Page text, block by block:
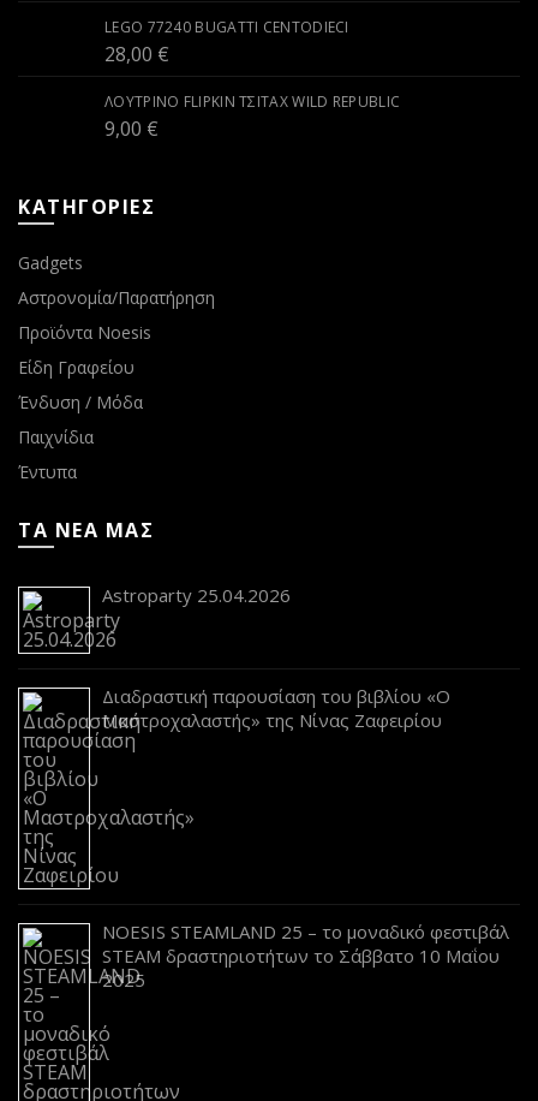
LEGO 77240 BUGATTI CENTODIECI
28,00 €
ΛΟΎΤΡΙΝΟ FLIPKIN ΤΣΙΤΆΧ WILD REPUBLIC
9,00 €
ΚΑΤΗΓΟΡΙΕΣ
Gadgets
Αστρονομία/Παρατήρηση
Προϊόντα Noesis
Είδη Γραφείου
Ένδυση / Μόδα
Παιχνίδια
Έντυπα
ΤΑ ΝΕΑ ΜΑΣ
Astroparty 25.04.2026
Διαδραστική παρουσίαση του βιβλίου «Ο
Μαστροχαλαστής» της Νίνας Ζαφειρίου
NOESIS STEAMLAND 25 – το μοναδικό φεστιβάλ
STEAM δραστηριοτήτων το Σάββατο 10 Μαΐου
2025